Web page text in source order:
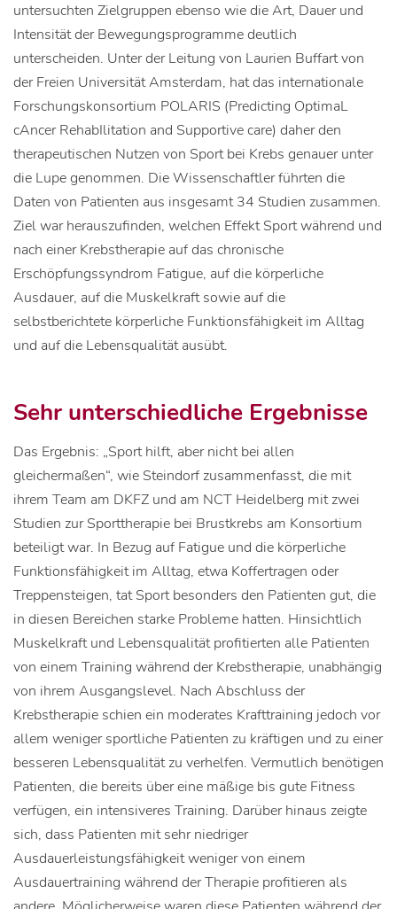
untersuchten Zielgruppen ebenso wie die Art, Dauer und
Intensität der Bewegungsprogramme deutlich
unterscheiden. Unter der Leitung von Laurien Buffart von
der Freien Universität Amsterdam, hat das internationale
Forschungskonsortium POLARIS (Predicting OptimaL
cAncer RehabIlitation and Supportive care) daher den
therapeutischen Nutzen von Sport bei Krebs genauer unter
die Lupe genommen. Die Wissenschaftler führten die
Daten von Patienten aus insgesamt 34 Studien zusammen.
Ziel war herauszufinden, welchen Effekt Sport während und
nach einer Krebstherapie auf das chronische
Erschöpfungssyndrom Fatigue, auf die körperliche
Ausdauer, auf die Muskelkraft sowie auf die
selbstberichtete körperliche Funktionsfähigkeit im Alltag
und auf die Lebensqualität ausübt.
Sehr unterschiedliche Ergebnisse
Das Ergebnis: „Sport hilft, aber nicht bei allen
gleichermaßen“, wie Steindorf zusammenfasst, die mit
ihrem Team am DKFZ und am NCT Heidelberg mit zwei
Studien zur Sporttherapie bei Brustkrebs am Konsortium
beteiligt war. In Bezug auf Fatigue und die körperliche
Funktionsfähigkeit im Alltag, etwa Koffertragen oder
Treppensteigen, tat Sport besonders den Patienten gut, die
in diesen Bereichen starke Probleme hatten. Hinsichtlich
Muskelkraft und Lebensqualität profitierten alle Patienten
von einem Training während der Krebstherapie, unabhängig
von ihrem Ausgangslevel. Nach Abschluss der
Krebstherapie schien ein moderates Krafttraining jedoch vor
allem weniger sportliche Patienten zu kräftigen und zu einer
besseren Lebensqualität zu verhelfen. Vermutlich benötigen
Patienten, die bereits über eine mäßige bis gute Fitness
verfügen, ein intensiveres Training. Darüber hinaus zeigte
sich, dass Patienten mit sehr niedriger
Ausdauerleistungsfähigkeit weniger von einem
Ausdauertraining während der Therapie profitieren als